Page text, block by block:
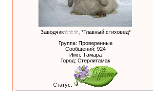
Заводчик☆☆☆, *Главный стиховед*
Группа: Проверенные
Сообщений: 924
Имя: Тамара
Город: Стерлитамак
Статус: